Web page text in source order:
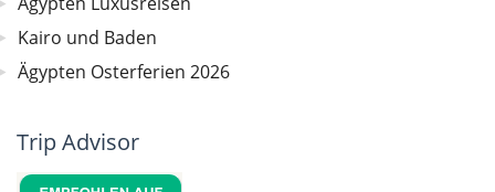
Kairo und Baden
Ägypten Osterferien 2026
Trip Advisor